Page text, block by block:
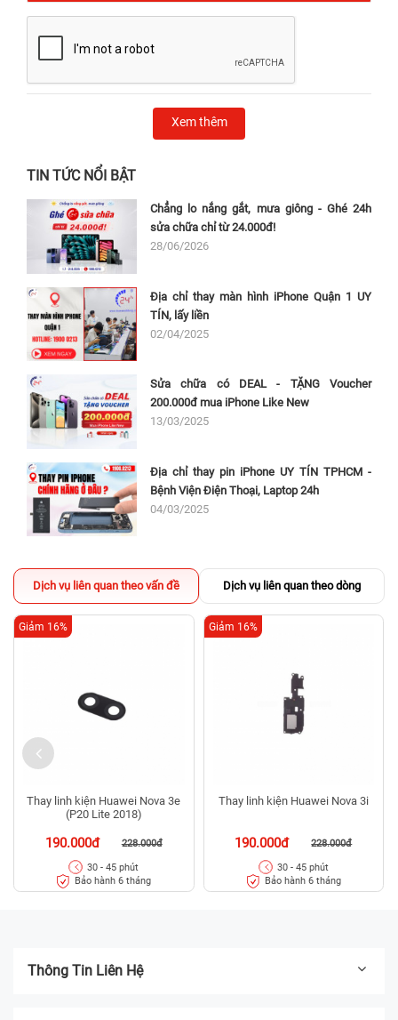
Xem thêm
TIN TỨC NỔI BẬT
Chẳng lo nắng gắt, mưa giông - Ghé 24h
sửa chữa chỉ từ 24.000đ!
28/06/2026
Địa chỉ thay màn hình iPhone Quận 1 UY
TÍN, lấy liền
02/04/2025
Sửa chữa có DEAL - TẶNG Voucher
200.000đ mua iPhone Like New
13/03/2025
Địa chỉ thay pin iPhone UY TÍN TPHCM -
Bệnh Viện Điện Thoại, Laptop 24h
04/03/2025
Dịch vụ liên quan theo vấn đề Dịch vụ liên quan theo dòng
Thay linh kiện Huawei Nova 3e
(P20 Lite 2018)
190.000đ 228.000đ
Giảm 16%
30 - 45 phút
Bảo hành 6 tháng
Thay linh kiện Huawei Nova 3i
190.000đ 228.000đ
Giảm 16%
30 - 45 phút
Bảo hành 6 tháng
Thông Tin Liên Hệ